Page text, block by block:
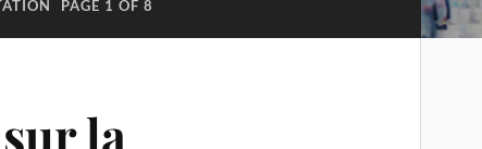
PAGE 1 OF 8
la